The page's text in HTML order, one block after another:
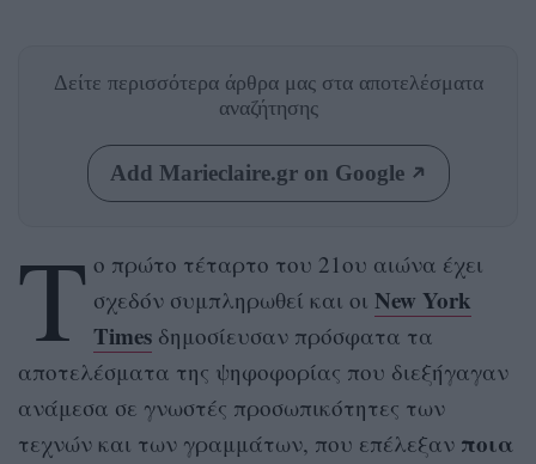
Δείτε περισσότερα άρθρα μας στα αποτελέσματα
αναζήτησης
Add Marieclaire.gr on Google
Τ ο πρώτο τέταρτο του 21ου αιώνα έχει
σχεδόν συμπληρωθεί και οι New York
Timesδημοσίευσαν πρόσφατα τα
αποτελέσματα της ψηφοφορίας που διεξήγαγαν
ανάμεσα σε γνωστές προσωπικότητες των
τεχνών και των γραμμάτων, που επέλεξαν ποια